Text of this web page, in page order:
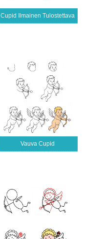
Cupid Ilmainen Tulostettava
Vauva Cupid